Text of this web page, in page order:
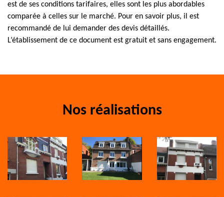
est de ses conditions tarifaires, elles sont les plus abordables
comparée à celles sur le marché. Pour en savoir plus, il est
recommandé de lui demander des devis détaillés.
L’établissement de ce document est gratuit et sans engagement.
Nos réalisations